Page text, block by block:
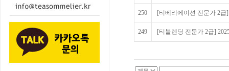
250 [티베리에이션 전문가 2급
249 [티블렌딩 전문가 2급]